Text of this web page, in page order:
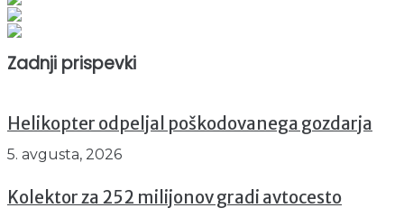
Zadnji prispevki
Helikopter odpeljal poškodovanega gozdarja
5. avgusta, 2026
Kolektor za 252 milijonov gradi avtocesto